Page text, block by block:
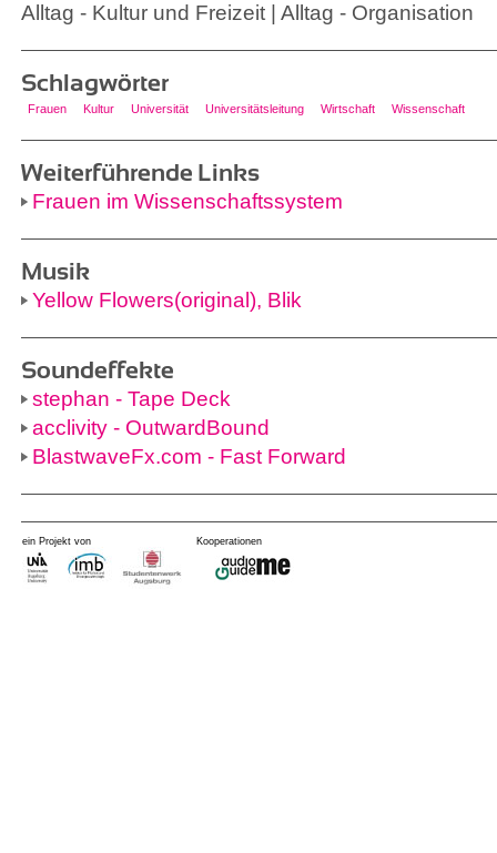
Alltag - Kultur und Freizeit | Alltag - Organisation
Schlagwörter
Frauen Kultur Universität Universitätsleitung Wirtschaft Wissenschaft
Weiterführende Links
Frauen im Wissenschaftssystem
Musik
Yellow Flowers(original), Blik
Soundeffekte
stephan - Tape Deck
acclivity - OutwardBound
BlastwaveFx.com - Fast Forward
ein Projekt von Kooperationen